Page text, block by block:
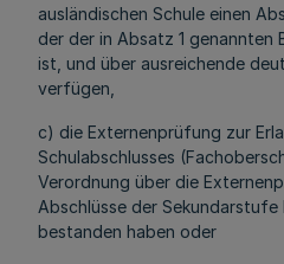
ausländischen Schule einen
der der in Absatz 1 genannten
ist, und über ausreichende
verfügen,
c) die Externenprüfung zur
Schulabschlusses
Verordnung über die
Abschlüsse der Sekundarstufe
bestanden haben oder